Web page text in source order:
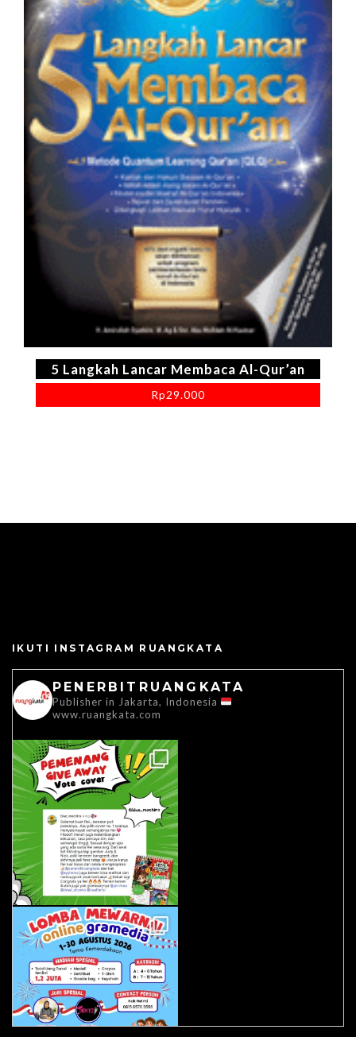
5 Langkah Lancar Membaca Al-Qur’an
Rp29.000
IKUTI INSTAGRAM RUANGKATA
PENERBITRUANGKATA
Publisher in Jakarta, Indonesia
www.ruangkata.com